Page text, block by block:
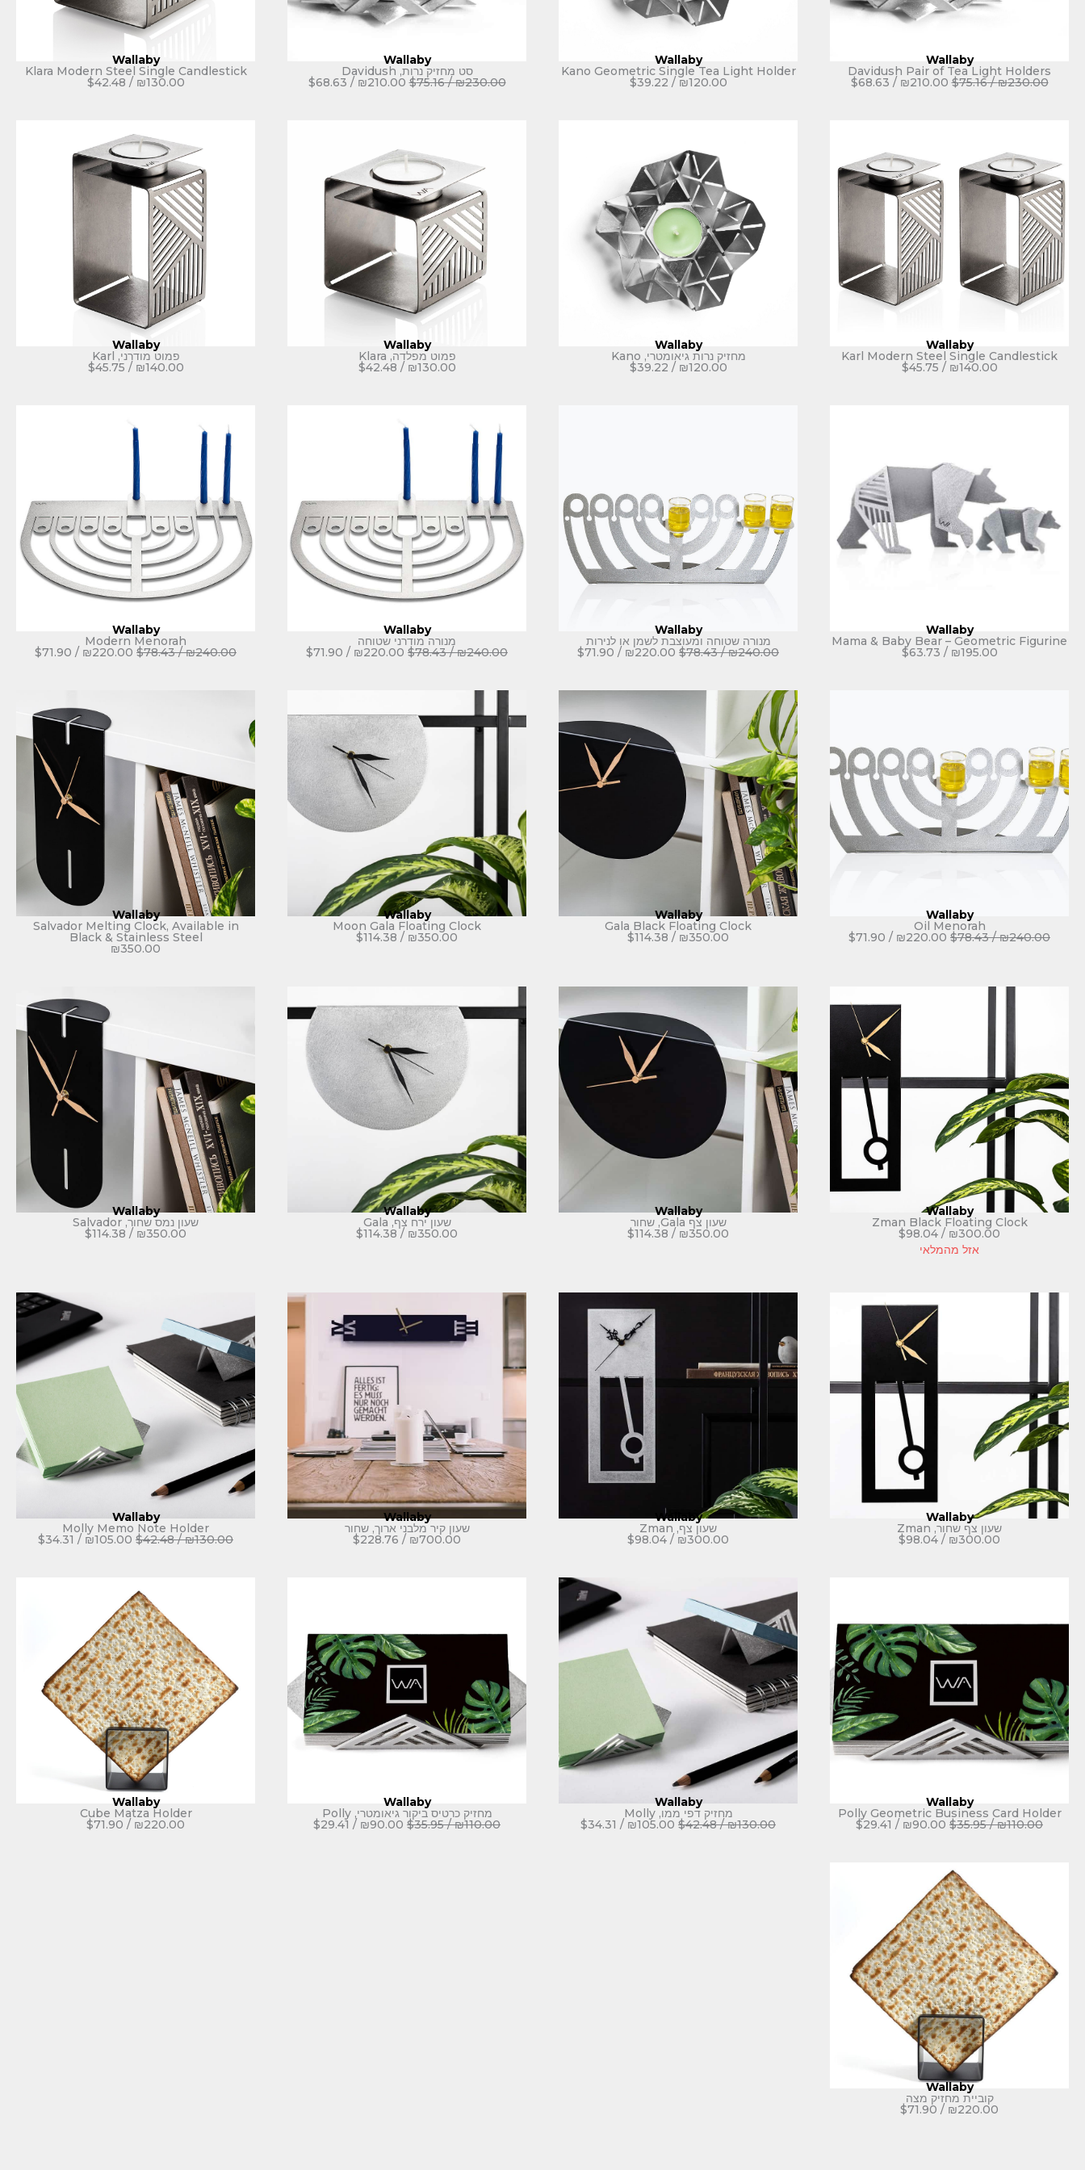
Wallaby
Davidush Pair of Tea Light Holders
₪230.00
/
$75.16
₪210.00
/
$68.63
Wallaby
Kano Geometric Single Tea Light Holder
₪120.00
/
$39.22
Wallaby
סט מחזיק נרות, Davidush
₪230.00
/
$75.16
₪210.00
/
$68.63
Wallaby
Klara Modern Steel Single Candlestick
₪130.00
/
$42.48
Wallaby
Karl Modern Steel Single Candlestick
₪140.00
/
$45.75
Wallaby
מחזיק נרות גיאומטרי, Kano
₪120.00
/
$39.22
Wallaby
פמוט מפלדה, Klara
₪130.00
/
$42.48
Wallaby
פמוט מודרני, Karl
₪140.00
/
$45.75
Wallaby
Mama & Baby Bear – Geometric Figurine
₪195.00
/
$63.73
Wallaby
מנורה שטוחה ומעוצבת לשמן או לנירות
₪240.00
/
$78.43
₪220.00
/
$71.90
Wallaby
מנורה מודרני שטוחה
₪240.00
/
$78.43
₪220.00
/
$71.90
Wallaby
Modern Menorah
₪240.00
/
$78.43
₪220.00
/
$71.90
Wallaby
Oil Menorah
₪240.00
/
$78.43
₪220.00
/
$71.90
Wallaby
Gala Black Floating Clock
₪350.00
/
$114.38
Wallaby
Moon Gala Floating Clock
₪350.00
/
$114.38
Wallaby
Salvador Melting Clock, Available in
Black & Stainless Steel
₪350.00
Wallaby
Zman Black Floating Clock
₪300.00
/
$98.04
אזל מהמלאי
Wallaby
שעון צף Gala, שחור
₪350.00
/
$114.38
Wallaby
שעון ירח צף, Gala
₪350.00
/
$114.38
Wallaby
שעון נמס שחור, Salvador
₪350.00
/
$114.38
Wallaby
שעון צף שחור, Zman
₪300.00
/
$98.04
Wallaby
שעון צף, Zman
₪300.00
/
$98.04
Wallaby
שעון קיר מלבני ארוך, שחור
₪700.00
/
$228.76
Wallaby
Molly Memo Note Holder
₪130.00
/
$42.48
₪105.00
/
$34.31
Wallaby
Polly Geometric Business Card Holder
₪110.00
/
$35.95
₪90.00
/
$29.41
Wallaby
מחזיק דפי ממו, Molly
₪130.00
/
$42.48
₪105.00
/
$34.31
Wallaby
מחזיק כרטיס ביקור גיאומטרי, Polly
₪110.00
/
$35.95
₪90.00
/
$29.41
Wallaby
Cube Matza Holder
₪220.00
/
$71.90
Wallaby
קוביית מחזיק מצה
₪220.00
/
$71.90